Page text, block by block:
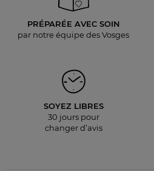
PRÉPARÉE AVEC SOIN
par notre équipe des Vosges
SOYEZ LIBRES
30 jours pour
changer d’avis